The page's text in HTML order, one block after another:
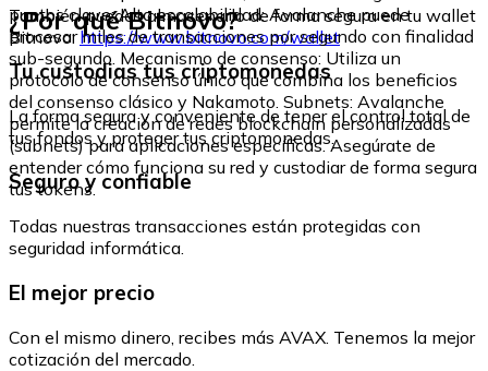
También puedes almacenarlo de forma segura en tu wallet
Bitnovo:https://www.bitnovo.com/wallet
puntos clave: Alta escalabilidad: Avalanche puede
procesar miles de transacciones por segundo con finalidad
sub-segundo. Mecanismo de consenso: Utiliza un
protocolo de consenso único que combina los beneficios
del consenso clásico y Nakamoto. Subnets: Avalanche
permite la creación de redes blockchain personalizadas
(subnets) para aplicaciones específicas. Asegúrate de
entender cómo funciona su red y custodiar de forma segura
tus tokens.
¿Por qué Bitnovo?
Tu custodias tus criptomonedas
La forma segura y conveniente de tener el control total de
tus fondos y proteger tus criptomonedas.
Seguro y confiable
Todas nuestras transacciones están protegidas con
seguridad informática.
El mejor precio
Con el mismo dinero, recibes más AVAX. Tenemos la mejor
cotización del mercado.